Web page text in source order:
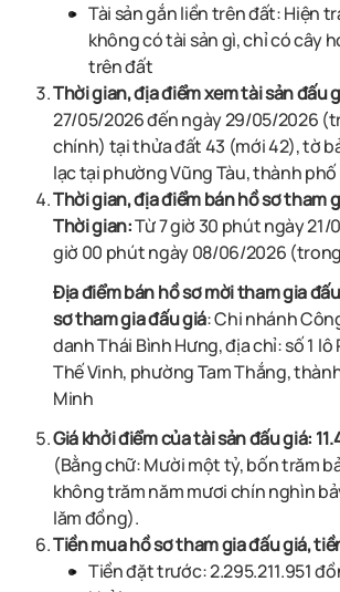
Tài sản gắn liền trên đất:Hiện
không có tài sản gì,chỉ có cây
trên đất
Thời gian, địa điểm xem tài sản đấu
27/05/2026 đến ngày29/05/2026
chính) tại thửa đất 43 (mới 42), tờ
lạc tại phường Vũng Tàu, thành
Thời gian, địa điểm bán hồ sơ tham
Thời gian:Từ 7 giờ 30 phút ngày21/
giờ 00 phút ngày08/06/2026
Địa điểm bán hồ sơ mời tham gia
sơ tham gia đấu giá:Chi nhánh
danhThái Bình Hưng, địa chỉ: số 1
Thế Vinh, phường Tam Thắng,
Minh
Giá khởi điểm của tài sản đấu giá:
(Bằng chữ: Mười một tỷ, bốn trăm
không trăm năm mươi chín nghìn
lăm đồng).
Tiền mua hồ sơ tham gia đấu giá,
Tiền đặt trước:2.295.211.951